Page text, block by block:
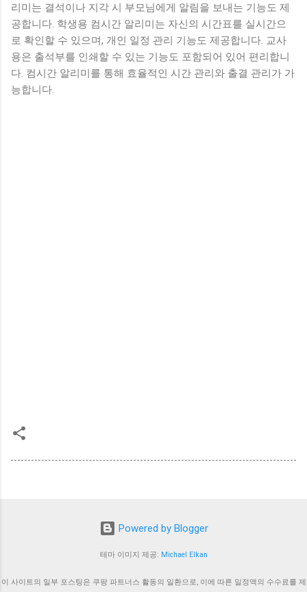
리미는 결석이나 지각 시 부모님에게 알림을 보내는 기능도 제
공합니다. 학생용 컴시간 알리미는 자신의 시간표를 실시간으
로 확인할 수 있으며, 개인 일정 관리 기능도 제공합니다. 교사
용은 출석부를 인쇄할 수 있는 기능도 포함되어 있어 편리합니
다. 컴시간 알리미를 통해 효율적인 시간 관리와 출결 관리가 가
능합니다.
Powered by Blogger
테마 이미지 제공: Michael Elkan
이 사이트의 일부 포스팅은 쿠팡 파트너스 활동의 일환으로, 이에 따른 일정액의 수수료를 제